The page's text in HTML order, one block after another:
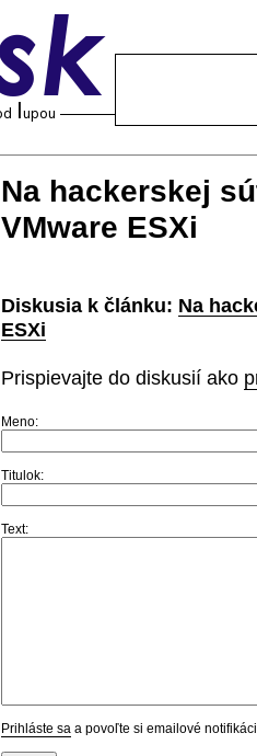
Na hackerskej
VMware ESXi
Diskusia k článku: Na
ESXi
Prispievajte do diskusií ako
Meno:
Titulok:
Text:
Prihláste sa a povoľte si emailové